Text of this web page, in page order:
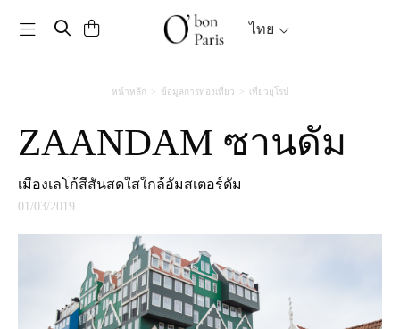
Toggle navigation ไทย
หน้าหลัก ข้อมูลการท่องเที่ยว เที่ยวยุโรป
ZAANDAM ซานดัม
เมืองเลโก้สีสันสดใสใกล้อัมสเตอร์ดัม
01/03/2019